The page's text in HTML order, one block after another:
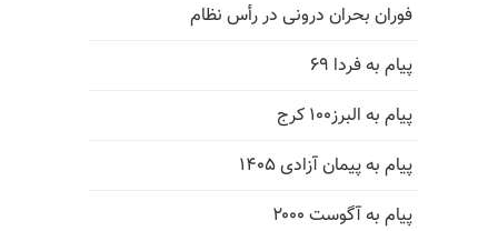
فوران بحران درونی در رأس نظام
پیام به فردا ۶۹
پیام به البرز۱۰۰ کرج
پیام به پیمان آزادی ۱۴۰۵
پیام به آگوست ۲۰۰۰